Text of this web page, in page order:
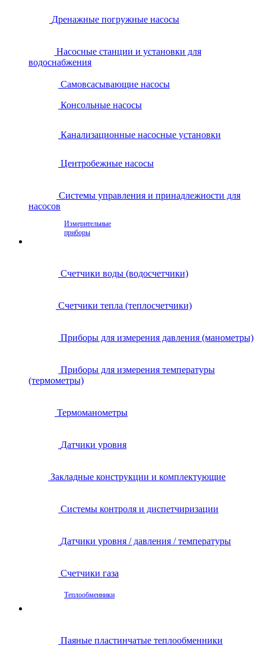
Дренажные погружные насосы
Насосные станции и установки для
водоснабжения
Самовсасывающие насосы
Консольные насосы
Канализационные насосные установки
Центробежные насосы
Системы управления и принадлежности для
насосов
Измерительные
приборы
Счетчики воды (водосчетчики)
Счетчики тепла (теплосчетчики)
Приборы для измерения давления (манометры)
Приборы для измерения температуры
(термометры)
Термоманометры
Датчики уровня
Закладные конструкции и комплектующие
Системы контроля и диспетчиризации
Датчики уровня / давления / температуры
Счетчики газа
Теплообменники
Паяные пластинчатые теплообменники